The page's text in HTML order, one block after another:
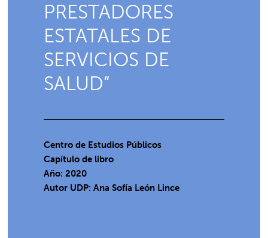
PRESTADORES
ESTATALES DE
SERVICIOS DE
SALUD”
Centro de Estudios Públicos
Capítulo de libro
Año: 2020
Autor UDP:Ana Sofía León Lince